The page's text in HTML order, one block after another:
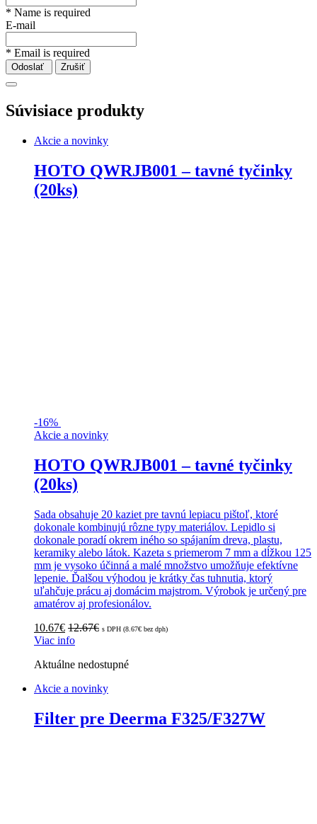
* Name is required
E-mail
* Email is required
Odoslať Zrušiť
Súvisiace produkty
Akcie a novinky
HOTO QWRJB001 – tavné tyčinky
(20ks)
-16%
Akcie a novinky
HOTO QWRJB001 – tavné tyčinky
(20ks)
Sada obsahuje 20 kaziet pre tavnú lepiacu pištoľ, ktoré
dokonale kombinujú rôzne typy materiálov. Lepidlo si
dokonale poradí okrem iného so spájaním dreva, plastu,
keramiky alebo látok. Kazeta s priemerom 7 mm a dĺžkou 125
mm je vysoko účinná a malé množstvo umožňuje efektívne
lepenie. Ďalšou výhodou je krátky čas tuhnutia, ktorý
uľahčuje prácu aj domácim majstrom. Výrobok je určený pre
amatérov aj profesionálov.
10.67€ 12.67€ s DPH (8.67€ bez dph)
Viac info
Aktuálne nedostupné
Akcie a novinky
Filter pre Deerma F325/F327W